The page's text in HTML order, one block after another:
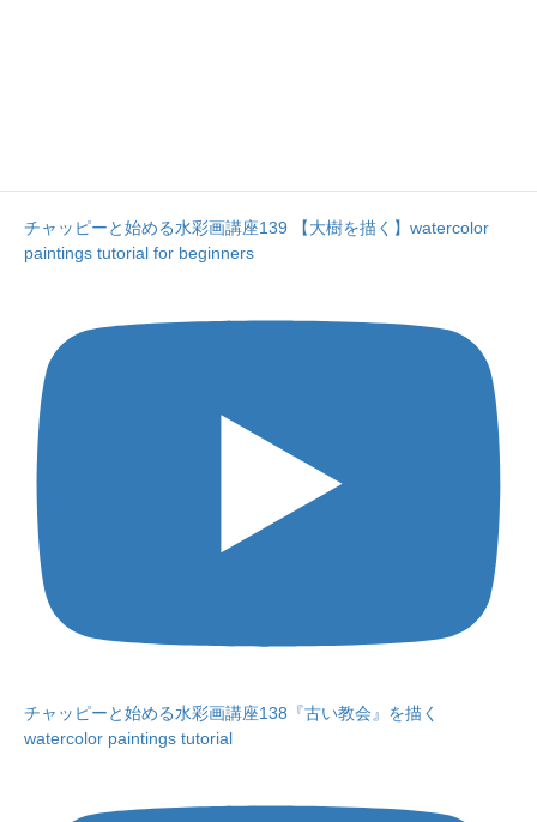
チャッピーと始める水彩画講座139 【大樹を描く】watercolor
paintings tutorial for beginners
チャッピーと始める水彩画講座138『古い教会』を描く
watercolor paintings tutorial